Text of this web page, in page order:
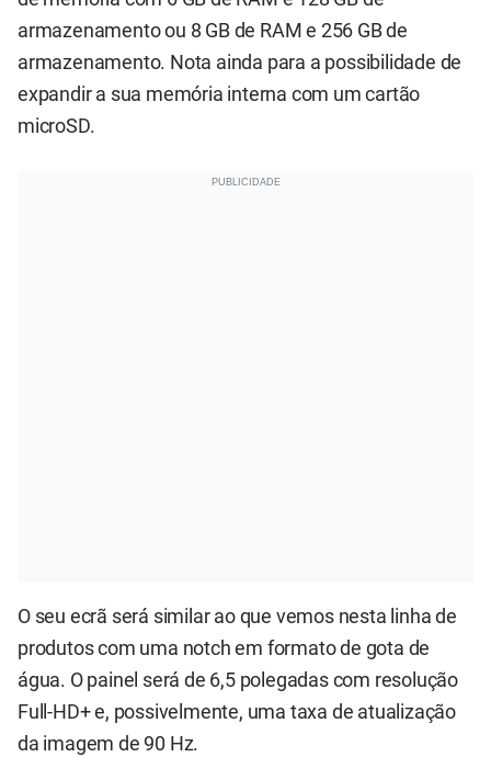
armazenamento ou 8 GB de RAM e 256 GB de
armazenamento. Nota ainda para a possibilidade de
expandir a sua memória interna com um cartão
microSD.
O seu ecrã será similar ao que vemos nesta linha de
produtos com uma notch em formato de gota de
água. O painel será de 6,5 polegadas com resolução
Full-HD+ e, possivelmente, uma taxa de atualização
da imagem de 90 Hz.